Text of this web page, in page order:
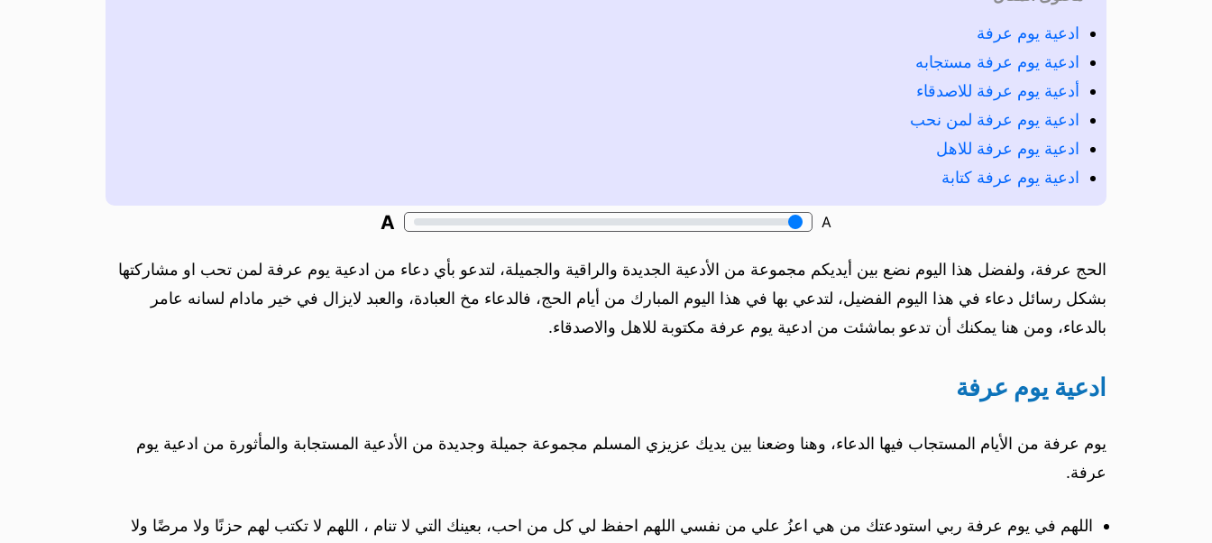
ادعية يوم عرفة
ادعية يوم عرفة مستجابه
أدعية يوم عرفة للاصدقاء
ادعية يوم عرفة لمن نحب
ادعية يوم عرفة للاهل
ادعية يوم عرفة كتابة
A
A
الحج عرفة، ولفضل هذا اليوم نضع بين أيديكم مجموعة من الأدعية الجديدة والراقية والجميلة، لتدعو بأي دعاء من ادعية يوم عرفة لمن تحب او مشاركتها
بشكل رسائل دعاء في هذا اليوم الفضيل، لتدعي بها في هذا اليوم المبارك من أيام الحج، فالدعاء مخ العبادة، والعبد لايزال في خير مادام لسانه عامر
بالدعاء، ومن هنا يمكنك أن تدعو بماشئت من ادعية يوم عرفة مكتوبة للاهل والاصدقاء.
ادعية يوم عرفة
يوم عرفة من الأيام المستجاب فيها الدعاء، وهنا وضعنا بين يديك عزيزي المسلم مجموعة جميلة وجديدة من الأدعية المستجابة والمأثورة من ادعية يوم
عرفة.
اللهم في يوم عرفة ربي استودعتك من هي اعزُ علي من نفسي اللهم احفظ لي كل من احب، بعينك التي لا تنام ، اللهم لا تكتب لهم حزنًا ولا مرضًا ولا